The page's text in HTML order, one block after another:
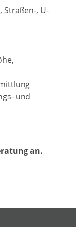
Straßen-, U-
und
an.